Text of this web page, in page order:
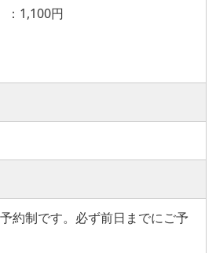
：1,100円
約制です。必ず前日までにご予